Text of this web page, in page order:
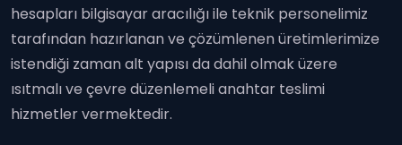
hesapları bilgisayar aracılığı ile teknik personelimiz
tarafından hazırlanan ve çözümlenen üretimlerimize
istendiği zaman alt yapısı da dahil olmak üzere
ısıtmalı ve çevre düzenlemeli anahtar teslimi
hizmetler vermektedir.